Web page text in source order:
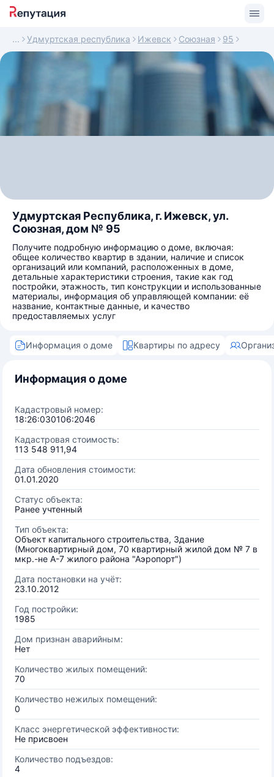
Удмуртская республика Ижевск Союзная 95
Удмуртская Республика, г. Ижевск, ул.
Союзная, дом № 95
Получите подробную информацию о доме, включая:
общее количество квартир в здании, наличие и список
организаций или компаний, расположенных в доме,
детальные характеристики строения, такие как год
постройки, этажность, тип конструкции и использованные
материалы, информация об управляющей компании: её
название, контактные данные, и качество
предоставляемых услуг
Информация о доме Квартиры по адресу
Информация о доме
Кадастровый номер:
18:26:030106:2046
Кадастровая стоимость:
113 548 911,94
Дата обновления стоимости:
01.01.2020
Статус объекта:
Ранее учтенный
Тип объекта:
Объект капитального строительства, Здание
(Многоквартирный дом, 70 квартирный жилой дом № 7 в
мкр.-не А-7 жилого района "Аэропорт")
Дата постановки на учёт:
23.10.2012
Год постройки:
1985
Дом признан аварийным:
Нет
Количество жилых помещений:
70
Количество нежилых помещений:
0
Класс энергетической эффективности:
Не присвоен
Количество подъездов:
4